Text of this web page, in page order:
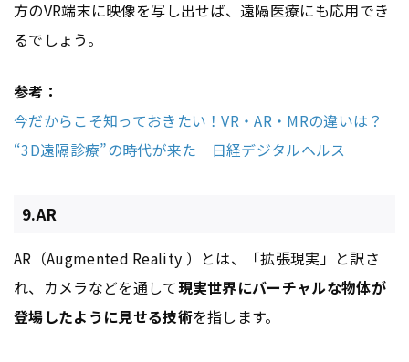
方のVR端末に映像を写し出せば、遠隔医療にも応用でき
るでしょう。
参考：
今だからこそ知っておきたい！VR・AR・MRの違いは？
“3D遠隔診療”の時代が来た｜日経デジタルヘルス
9.AR
AR（Augmented Reality ）とは、「拡張現実」と訳さ
れ、カメラなどを通して現実世界にバーチャルな物体が
登場したように見せる技術を指します。